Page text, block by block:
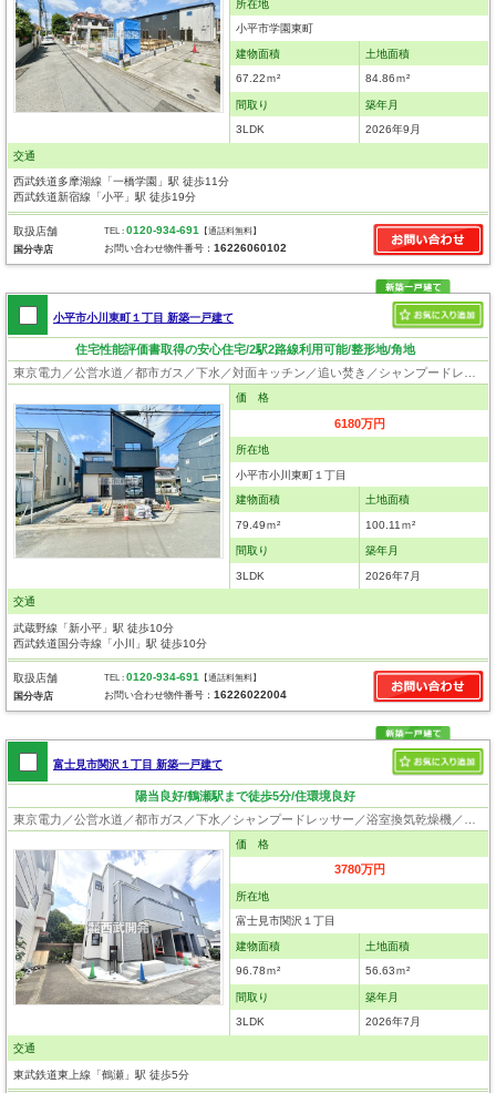
所在地
小平市学園東町
建物面積
67.22ｍ²
土地面積
84.86ｍ²
間取り
3LDK
築年月
2026年9月
交通
西武鉄道多摩湖線「一橋学園」駅 徒歩11分
西武鉄道新宿線「小平」駅 徒歩19分
取扱店舗
国分寺店
TEL :0120-934-691 【通話料無料】
お問い合わせ物件番号：16226060102
小平市小川東町１丁目 新築一戸建て
住宅性能評価書取得の安心住宅/2駅2路線利用可能/整形地/角地
東京電力／公営水道／都市ガス／下水／対面キッチン／追い焚き／シャンプードレッサー／浴室換気乾燥機／ウォシュレット／システムキッチン／浄水器／ウォークインクローゼット／ロフト／フローリング／クローゼット／住宅性能評価付き／太陽光発電システム／設計住宅性能評価付／建設住宅性能評価付／フラット35適合証明書
価 格
6180万円
所在地
小平市小川東町１丁目
建物面積
79.49ｍ²
土地面積
100.11ｍ²
間取り
3LDK
築年月
2026年7月
交通
武蔵野線「新小平」駅 徒歩10分
西武鉄道国分寺線「小川」駅 徒歩10分
取扱店舗
国分寺店
TEL :0120-934-691 【通話料無料】
お問い合わせ物件番号：16226022004
富士見市関沢１丁目 新築一戸建て
陽当良好/鶴瀬駅まで徒歩5分/住環境良好
価 格
3780万円
所在地
富士見市関沢１丁目
建物面積
96.78ｍ²
土地面積
56.63ｍ²
間取り
3LDK
築年月
2026年7月
交通
東武鉄道東上線「鶴瀬」駅 徒歩5分